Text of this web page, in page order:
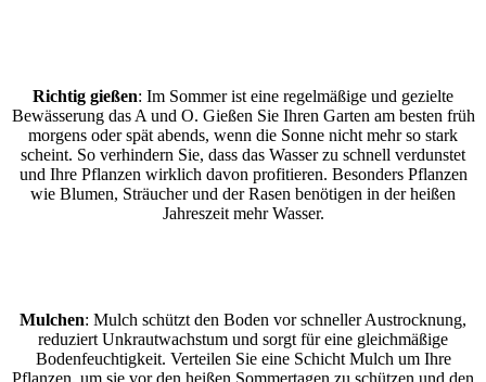
Richtig gießen: Im Sommer ist eine regelmäßige und gezielte
Bewässerung das A und O. Gießen Sie Ihren Garten am besten früh
morgens oder spät abends, wenn die Sonne nicht mehr so stark
scheint. So verhindern Sie, dass das Wasser zu schnell verdunstet
und Ihre Pflanzen wirklich davon profitieren. Besonders Pflanzen
wie Blumen, Sträucher und der Rasen benötigen in der heißen
Jahreszeit mehr Wasser.
Mulchen: Mulch schützt den Boden vor schneller Austrocknung,
reduziert Unkrautwachstum und sorgt für eine gleichmäßige
Bodenfeuchtigkeit. Verteilen Sie eine Schicht Mulch um Ihre
Pflanzen, um sie vor den heißen Sommertagen zu schützen und den